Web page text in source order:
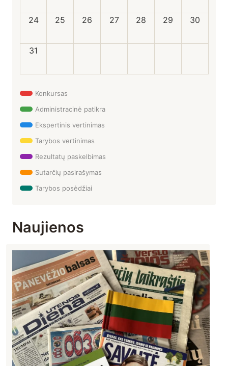
24 25 26 27 28 29 30
31
Konkursas
Administracinė patikra
Ekspertinis vertinimas
Tarybos vertinimas
Rezultatų paskelbimas
Sutarčių pasirašymas
Tarybos posėdžiai
Naujienos